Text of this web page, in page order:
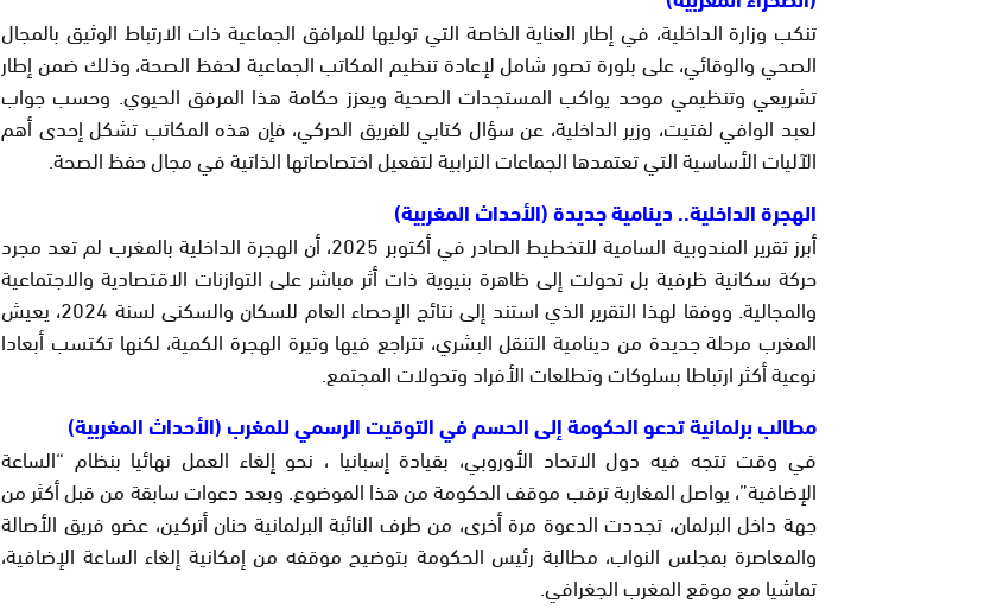
تنكب وزارة الداخلية، في إطار العناية الخاصة التي توليها للمرافق الجماعية ذات الارتباط الوثيق بالمجال
الصحي والوقائي، على بلورة تصور شامل لإعادة تنظيم المكاتب الجماعية لحفظ الصحة، وذلك ضمن إطار
تشريعي وتنظيمي موحد يواكب المستجدات الصحية ويعزز حكامة هذا المرفق الحيوي. وحسب جواب
لعبد الوافي لفتيت، وزير الداخلية، عن سؤال كتابي للفريق الحركي، فإن هذه المكاتب تشكل إحدى أهم
الآليات الأساسية التي تعتمدها الجماعات الترابية لتفعيل اختصاصاتها الذاتية في مجال حفظ الصحة.
الهجرة الداخلية.. دينامية جديدة (الأحداث المغربية)
أبرز تقرير المندوبية السامية للتخطيط الصادر في أكتوبر 2025، أن الهجرة الداخلية بالمغرب لم تعد مجرد
حركة سكانية ظرفية بل تحولت إلى ظاهرة بنيوية ذات أثر مباشر على التوازنات الاقتصادية والاجتماعية
والمجالية. ووفقا لهذا التقرير الذي استند إلى نتائج الإحصاء العام للسكان والسكنى لسنة 2024، يعيش
المغرب مرحلة جديدة من دينامية التنقل البشري، تتراجع فيها وتيرة الهجرة الكمية، لكنها تكتسب أبعادا
نوعية أكثر ارتباطا بسلوكات وتطلعات الأفراد وتحولات المجتمع.
مطالب برلمانية تدعو الحكومة إلى الحسم في التوقيت الرسمي للمغرب (الأحداث المغربية)
في وقت تتجه فيه دول الاتحاد الأوروبي، بقيادة إسبانيا ، نحو إلغاء العمل نهائيا بنظام “الساعة
الإضافية”، يواصل المغاربة ترقب موقف الحكومة من هذا الموضوع. وبعد دعوات سابقة من قبل أكثر من
جهة داخل البرلمان، تجددت الدعوة مرة أخرى، من طرف النائبة البرلمانية حنان أتركين، عضو فريق الأصالة
والمعاصرة بمجلس النواب، مطالبة رئيس الحكومة بتوضيح موقفه من إمكانية إلغاء الساعة الإضافية،
تماشيا مع موقع المغرب الجغرافي.